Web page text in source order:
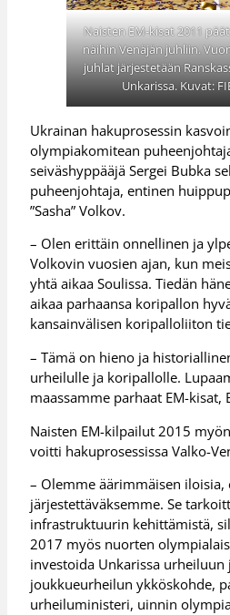
Naisten EM-kisat 2011
näihin Venäjän juhliin.
juhlat järjestetään
Unkarissa. Kuvat:
Ukrainan hakuprosessin
olympiakomitean
seiväshyppääjä Sergei Bubka
puheenjohtaja, entinen
”Sasha” Volkov.
– Olen erittäin onnellinen ja
Volkovin vuosien ajan, kun
yhtä aikaa Soulissa. Tiedän
aikaa parhaansa koripallon
kansainvälisen koripalloliiton
– Tämä on hieno ja
urheilulle ja koripallolle.
maassamme parhaat EM-kisat,
Naisten EM-kilpailut 2015
voitti hakuprosessissa Valko-
– Olemme äärimmäisen iloisia,
järjestettäväksemme. Se
infrastruktuurin kehittämistä,
2017 myös nuorten
investoida Unkarissa
joukkueurheilun ykköskohde,
urheiluministeri, uinnin